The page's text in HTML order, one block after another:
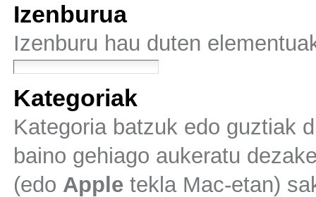
Izenburua
Izenburu hau duten
Kategoriak
Kategoria batzuk edo guztiak
baino gehiago aukeratu
(edo Apple tekla Mac-etan)